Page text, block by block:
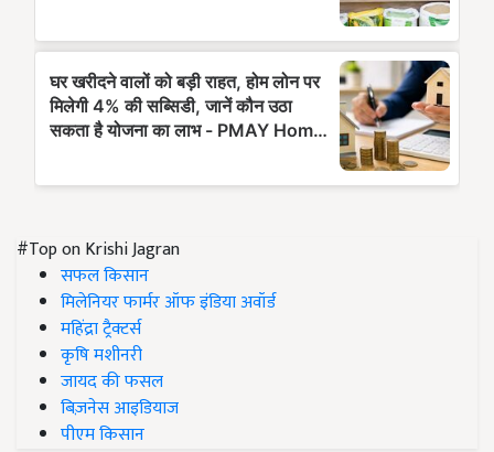
#Top on Krishi Jagran
सफल किसान
मिलेनियर फार्मर ऑफ इंडिया अवॉर्ड
महिंद्रा ट्रैक्टर्स
कृषि मशीनरी
जायद की फसल
बिज़नेस आइडियाज
पीएम किसान